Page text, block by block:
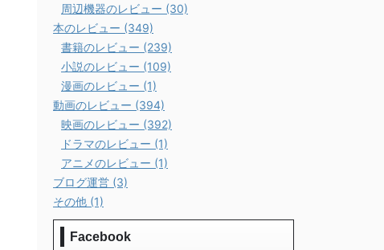
周辺機器のレビュー (30)
本のレビュー (349)
書籍のレビュー (239)
小説のレビュー (109)
漫画のレビュー (1)
動画のレビュー (394)
映画のレビュー (392)
ドラマのレビュー (1)
アニメのレビュー (1)
ブログ運営 (3)
その他 (1)
Facebook